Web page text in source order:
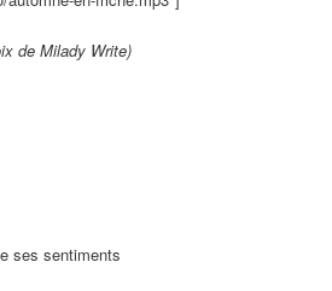
de Milady Write)
ses sentiments